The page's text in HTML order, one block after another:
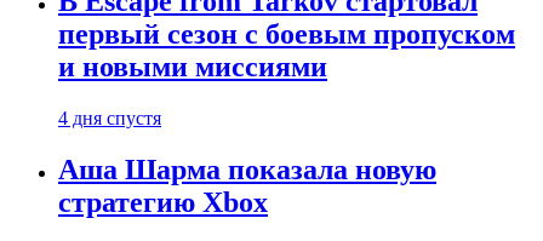
первый сезон с боевым пропуском
и новыми миссиями
4 дня спустя
Аша Шарма показала новую
стратегию Xbox